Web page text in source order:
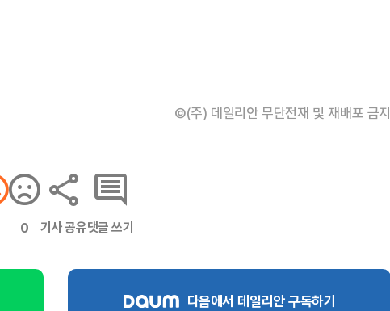
©(주) 데일리안 무단전재 및 재배포 금지
0 기사 공유댓글 쓰기
다음에서 데일리안 구독하기